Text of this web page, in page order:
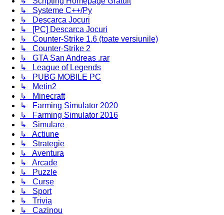
↳ Systeme C++/Py
↳ Descarca Jocuri
↳ [PC] Descarca Jocuri
↳ Counter-Strike 1.6 (toate versiunile)
↳ Counter-Strike 2
↳ GTA San Andreas .rar
↳ League of Legends
↳ PUBG MOBILE PC
↳ Metin2
↳ Minecraft
↳ Farming Simulator 2020
↳ Farming Simulator 2016
↳ Simulare
↳ Actiune
↳ Strategie
↳ Aventura
↳ Arcade
↳ Puzzle
↳ Curse
↳ Sport
↳ Trivia
↳ Cazinou